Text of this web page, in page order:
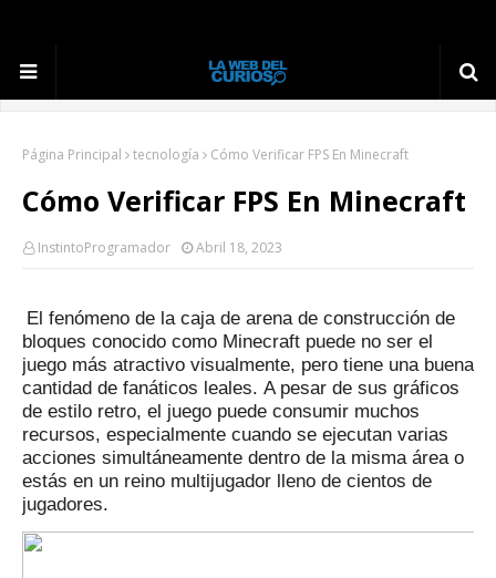
Página Principal tecnología Cómo Verificar FPS En Minecraft
Cómo Verificar FPS En Minecraft
InstintoProgramador Abril 18, 2023
El fenómeno de la caja de arena de construcción de
bloques conocido como Minecraft puede no ser el
juego más atractivo visualmente, pero tiene una buena
cantidad de fanáticos leales. A pesar de sus gráficos
de estilo retro, el juego puede consumir muchos
recursos, especialmente cuando se ejecutan varias
acciones simultáneamente dentro de la misma área o
estás en un reino multijugador lleno de cientos de
jugadores.